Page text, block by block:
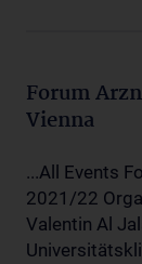
Forum
Vienna
...All Events
2021/22
Valentin Al